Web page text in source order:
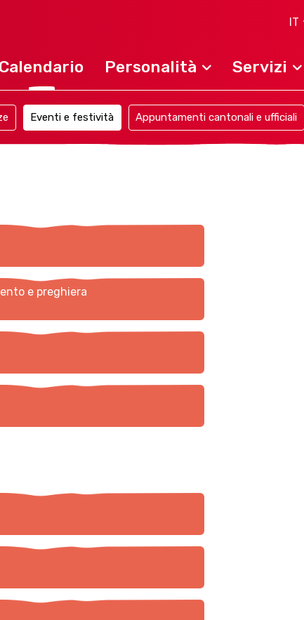
IT
Calendario Personalità Servizi
Eventi e festività Appuntamenti cantonali e ufficiali
e preghiera